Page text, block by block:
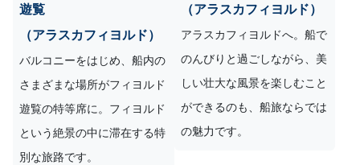
遊覧
（アラスカフィヨルド）
バルコニーをはじめ、船内の
さまざまな場所がフィヨルド
遊覧の特等席に。フィヨルド
という絶景の中に滞在する特
別な旅路です。
（アラスカフィヨルド）
アラスカフィヨルドへ。船で
のんびりと過ごしながら、美
しい壮大な風景を楽しむこと
ができるのも、船旅ならでは
の魅力です。